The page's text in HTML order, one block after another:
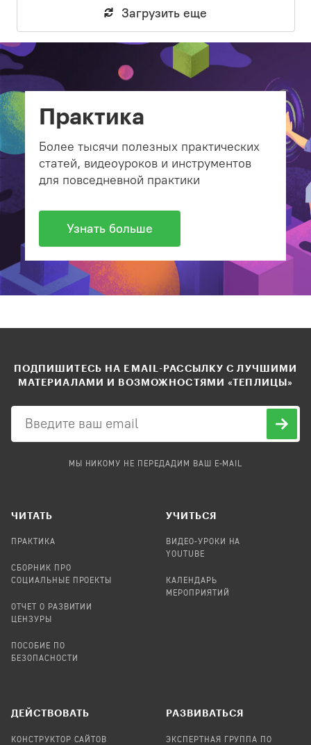
Загрузить еще
Практика
Более тысячи полезных практических
статей, видеоуроков и инструментов
для повседневной практики
Узнать больше
ПОДПИШИТЕСЬ НА EMAIL-РАССЫЛКУ С ЛУЧШИМИ
МАТЕРИАЛАМИ И ВОЗМОЖНОСТЯМИ «ТЕПЛИЦЫ»
МЫ НИКОМУ НЕ ПЕРЕДАДИМ ВАШ E-MAIL
ЧИТАТЬ
ПРАКТИКА
СБОРНИК ПРО
СОЦИАЛЬНЫЕ ПРОЕКТЫ
ОТЧЕТ О РАЗВИТИИ
ЦЕНЗУРЫ
ПОСОБИЕ ПО
БЕЗОПАСНОСТИ
УЧИТЬСЯ
ВИДЕО-УРОКИ НА
YOUTUBE
КАЛЕНДАРЬ
МЕРОПРИЯТИЙ
ДЕЙСТВОВАТЬ
КОНСТРУКТОР САЙТОВ
РАЗВИВАТЬСЯ
ЭКСПЕРТНАЯ ГРУППА ПО